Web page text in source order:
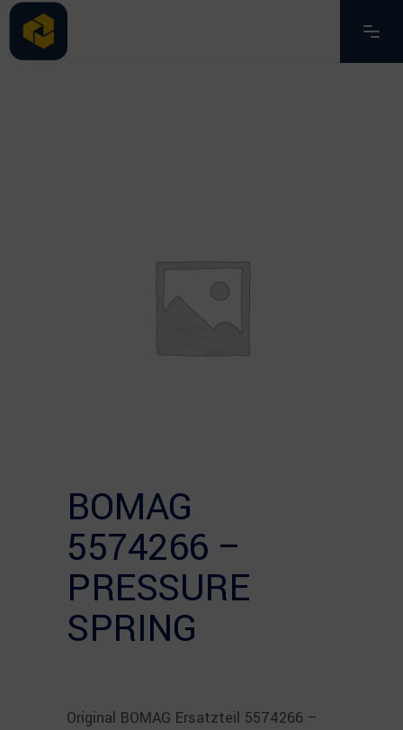
BOMAG
5574266 –
PRESSURE
SPRING
Original BOMAG Ersatzteil 5574266 –